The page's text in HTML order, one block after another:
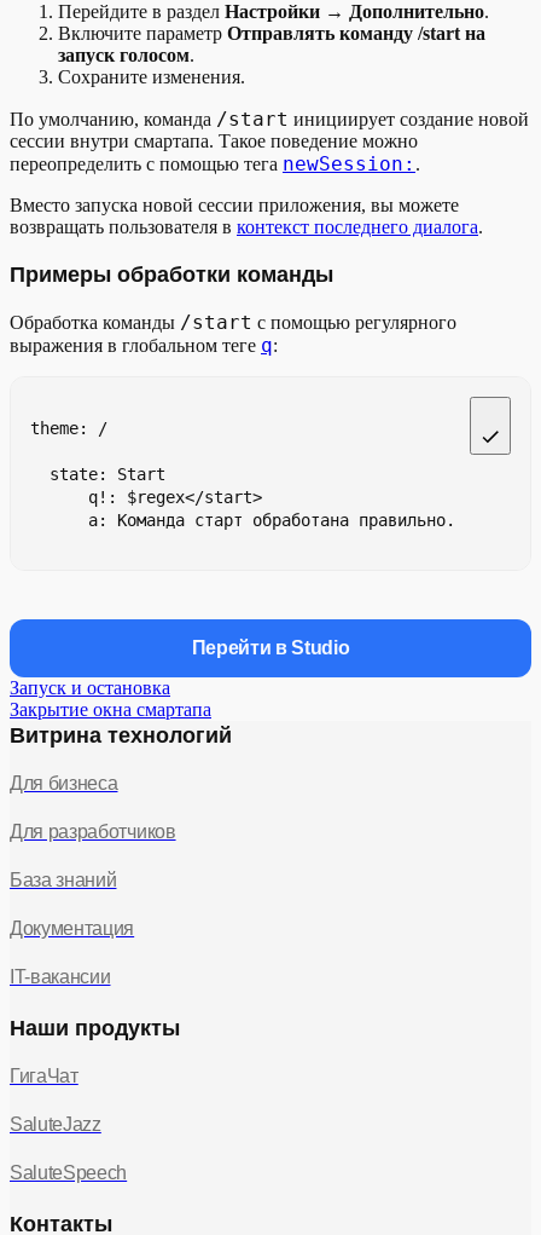
Перейдите в раздел Настройки → Дополнительно.
Включите параметр Отправлять команду /start на
запуск голосом.
Сохраните изменения.
По умолчанию, команда /start инициирует создание новой
сессии внутри смартапа. Такое поведение можно
переопределить с помощью тега newSession: .
Вместо запуска новой сессии приложения, вы можете
возвращать пользователя в контекст последнего диалога.
Примеры обработки команды
Обработка команды /start с помощью регулярного
выражения в глобальном теге q:
theme: /
    state: Start
        q!: $regex</start>
        a: Команда старт обработана правильно.
Перейти в Studio
Запуск и остановка
Закрытие окна смартапа
Витрина технологий
Для бизнеса
Для разработчиков
База знаний
Документация
IT-вакансии
Наши продукты
ГигаЧат
SaluteJazz
SaluteSpeech
Контакты